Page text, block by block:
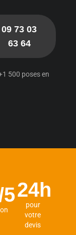
09 73 03
63 64
500 poses en
24h
pour
votre
devis